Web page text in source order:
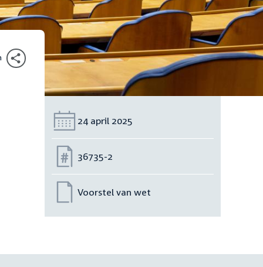
Datum:
24 april 2025
Nummer:
36735-2
Voorstel van wet